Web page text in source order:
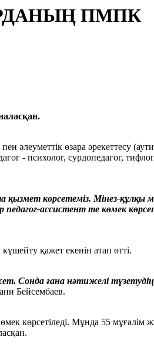
ПМПК
өзара әрекеттесу
- психолог, сурдопедагог,
қызмет көрсетеміз. Мінез-құлқы
ассистент те көмек
қажет екенін атап өтті.
Сонда ғана нәтижелі түзетудің
Бейсембаев.
көрсетіледі. Мұнда 55 мұғалім